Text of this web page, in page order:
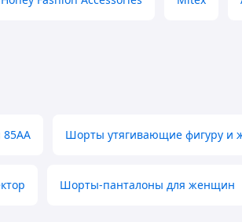
85АА Шорты утягивающие фигуру и
Шорты-панталоны для женщин